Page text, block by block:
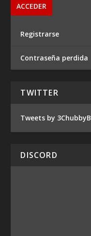
Registrarse
Contraseña perdida
TWITTER
Tweets by 3ChubbyB
DISCORD